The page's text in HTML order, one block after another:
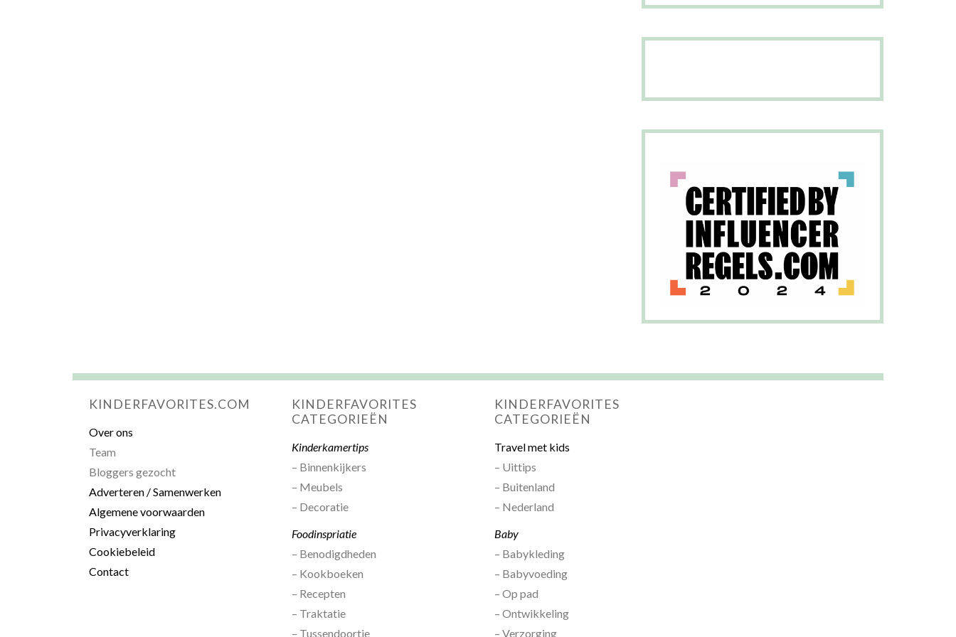
KINDERFAVORITES.COM
Over ons
Team
Bloggers gezocht
Adverteren / Samenwerken
Algemene voorwaarden
Privacyverklaring
Cookiebeleid
Contact
KINDERFAVORITES
CATEGORIEËN
Kinderkamertips
– Binnenkijkers
– Meubels
– Decoratie
Foodinspriatie
– Benodigdheden
– Kookboeken
– Recepten
– Traktatie
– Tussendoortje
KINDERFAVORITES
CATEGORIEËN
Travel met kids
– Uittips
– Buitenland
– Nederland
Baby
– Babykleding
– Babyvoeding
– Op pad
– Ontwikkeling
– Verzorging